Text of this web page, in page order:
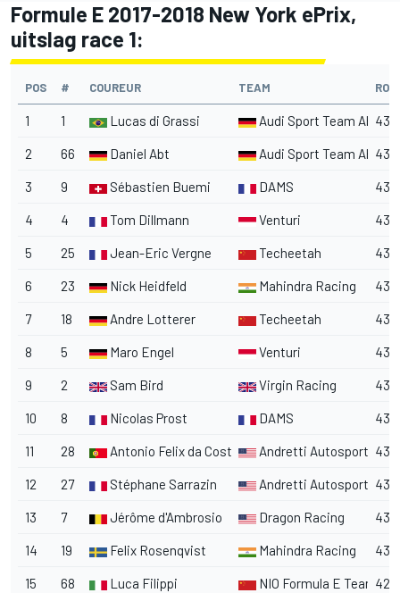
Formule E 2017-2018 New York ePrix,
uitslag race 1:
POS # COUREUR TEAM
1 1 Lucas di Grassi Audi Sport Team Abt43
2 66 Daniel Abt Audi Sport Team Abt43
3 9 Sébastien Buemi DAMS 43
4 4 Tom Dillmann Venturi 43
5 25 Jean-Eric Vergne Techeetah 43
6 23 Nick Heidfeld Mahindra Racing 43
7 18 Andre Lotterer Techeetah 43
8 5 Maro Engel Venturi 43
9 2 Sam Bird Virgin Racing 43
10 8 Nicolas Prost DAMS 43
11 28 Antonio Felix da Costa Andretti Autosport 43
12 27 Stéphane Sarrazin Andretti Autosport 43
13 7 Jérôme d'Ambrosio Dragon Racing 43
14 19 Felix Rosenqvist Mahindra Racing 43
15 68 Luca Filippi NIO Formula E Team42